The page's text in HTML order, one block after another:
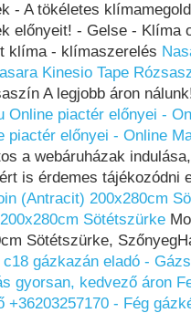
- A tökéletes
előnyeit! - Gelse - Klíma
klíma - klímaszerelés
Kinesio Tape
A legjobb áron
Online piactér előnyei -
piactér előnyei - Online
a webáruházak
is érdemes tájékozódni
(Antracit) 200x280cm
Sötétszürke
Sötétszürke,
gázkazán eladó -
gyorsan, kedvező áron
+36203257170 - Fég